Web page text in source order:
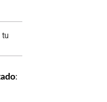
tu
: